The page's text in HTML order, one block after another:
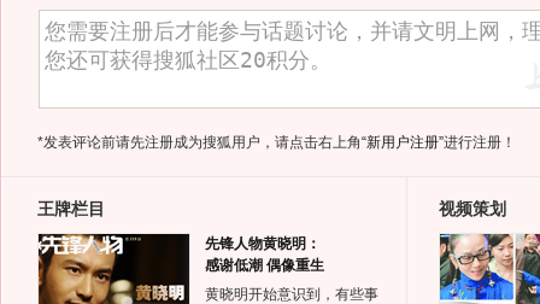
*发表评论前请先注册成为搜狐用户，请点击右上角“新用户注册”进行注册！
王牌栏目
先锋人物黄晓明：
感谢低潮 偶像重生
黄晓明开始意识到，有些事
视频策划